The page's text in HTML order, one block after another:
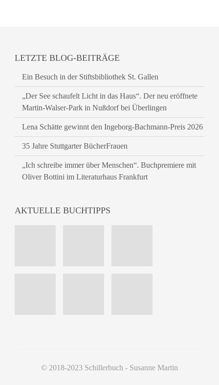
LETZTE BLOG-BEITRÄGE
Ein Besuch in der Stiftsbibliothek St. Gallen
„Der See schaufelt Licht in das Haus“. Der neu eröffnete
Martin-Walser-Park in Nußdorf bei Überlingen
Lena Schätte gewinnt den Ingeborg-Bachmann-Preis 2026
35 Jahre Stuttgarter BücherFrauen
„Ich schreibe immer über Menschen“. Buchpremiere mit
Oliver Bottini im Literaturhaus Frankfurt
AKTUELLE BUCHTIPPS
© 2018-2023 Schillerbuch - Susanne Martin